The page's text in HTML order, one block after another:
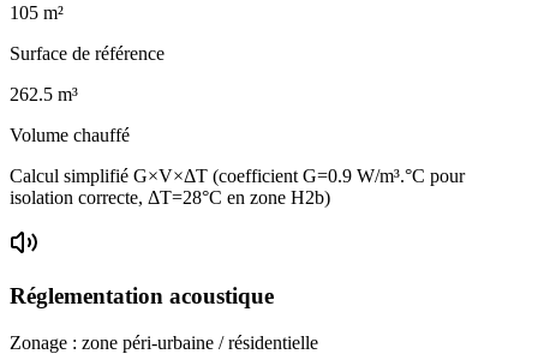
105 m²
Surface de référence
262.5 m³
Volume chauffé
Calcul simplifié G×V×ΔT (coefficient G=0.9 W/m³.°C pour
isolation correcte, ΔT=28°C en zone H2b)
Réglementation acoustique
Zonage : zone péri-urbaine / résidentielle